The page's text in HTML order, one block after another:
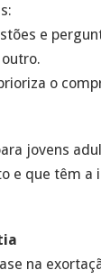
e
o
jovens
e que têm a
na